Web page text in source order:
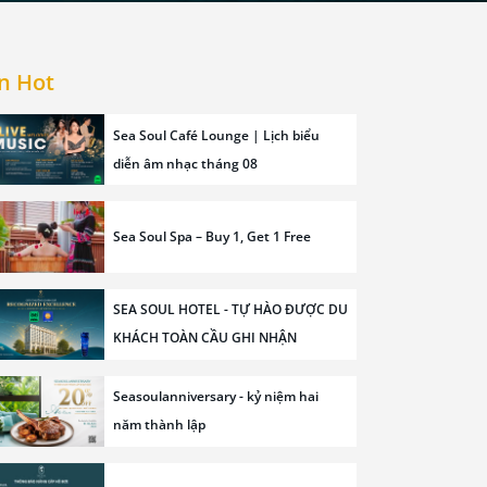
Hot
Sea Soul Café Lounge | Lịch biểu
diễn âm nhạc tháng 08
Sea Soul Spa – Buy 1, Get 1 Free
SEA SOUL HOTEL - TỰ HÀO ĐƯỢC DU
KHÁCH TOÀN CẦU GHI NHẬN
Seasoulanniversary - kỷ niệm hai
năm thành lập